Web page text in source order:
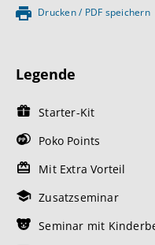
Drucken / PDF speichern
Legende
Starter-Kit
Poko Points
Mit Extra Vorteil
Zusatzseminar
Seminar mit